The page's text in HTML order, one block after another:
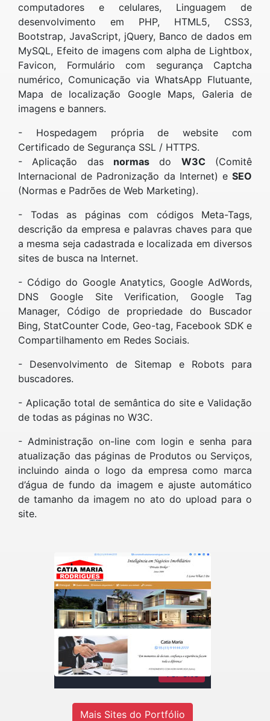
computadores e celulares, Linguagem de
desenvolvimento em PHP, HTML5, CSS3,
Bootstrap, JavaScript, jQuery, Banco de dados em
MySQL, Efeito de imagens com alpha de Lightbox,
Favicon, Formulário com segurança Captcha
numérico, Comunicação via WhatsApp Flutuante,
Mapa de localização Google Maps, Galeria de
imagens e banners.
- Hospedagem própria de website com
Certificado de Segurança SSL / HTTPS.
- Aplicação das normas do W3C(Comitê
Internacional de Padronização da Internet) e SEO
(Normas e Padrões de Web Marketing).
- Todas as páginas com códigos Meta-Tags,
descrição da empresa e palavras chaves para que
a mesma seja cadastrada e localizada em diversos
sites de busca na Internet.
- Código do Google Anatytics, Google AdWords,
DNS Google Site Verification, Google Tag
Manager, Código de propriedade do Buscador
Bing, StatCounter Code, Geo-tag, Facebook SDK e
Compartilhamento em Redes Sociais.
- Desenvolvimento de Sitemap e Robots para
buscadores.
- Aplicação total de semântica do site e Validação
de todas as páginas no W3C.
- Administração on-line com login e senha para
atualização das páginas de Produtos ou Serviços,
incluindo ainda o logo da empresa como marca
d’água de fundo da imagem e ajuste automático
de tamanho da imagem no ato do upload para o
site.
Catia Maria Rodrigues
Imóveis
Consultora de imóveis - Inteligência
em negócios imobiliários
Ver site
Mais Sites do Portfólio